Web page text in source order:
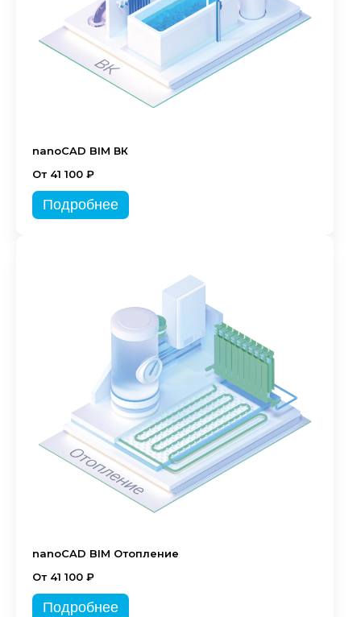
nanoCAD BIM ВК
От 41 100 ₽
Подробнее
nanoCAD BIM Отопление
От 41 100 ₽
Подробнее